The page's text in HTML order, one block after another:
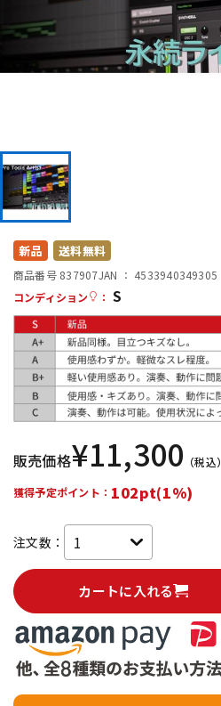
アンプ
配信/ライブ機器
新品 送料無料
商品番号 837907JAN ： 4533940349305
コンディション
： S
販売価格¥11,300 （税込）
獲得予定ポイント： 102pt(1%)
注文数：
カートに入れる